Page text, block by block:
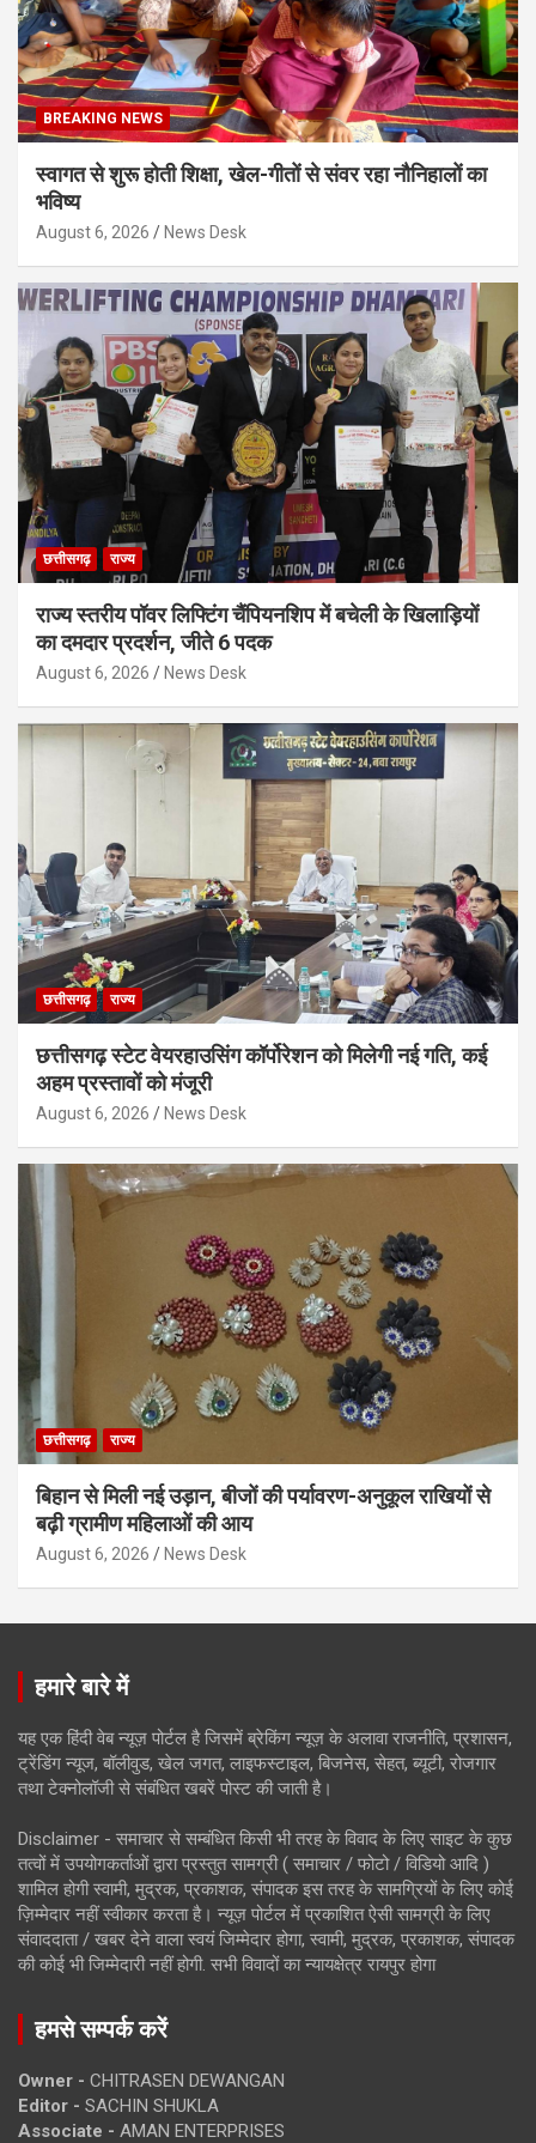
BREAKING NEWS
स्वागत से शुरू होती शिक्षा, खेल-गीतों से संवर रहा नौनिहालों का
भविष्य
August 6, 2026 News Desk
छत्तीसगढ़ राज्य
राज्य स्तरीय पॉवर लिफ्टिंग चैंपियनशिप में बचेली के खिलाड़ियों
का दमदार प्रदर्शन, जीते 6 पदक
August 6, 2026 News Desk
छत्तीसगढ़ राज्य
छत्तीसगढ़ स्टेट वेयरहाउसिंग कॉर्पोरेशन को मिलेगी नई गति, कई
अहम प्रस्तावों को मंजूरी
August 6, 2026 News Desk
छत्तीसगढ़ राज्य
बिहान से मिली नई उड़ान, बीजों की पर्यावरण-अनुकूल राखियों से
बढ़ी ग्रामीण महिलाओं की आय
August 6, 2026 News Desk
हमारे बारे में
यह एक हिंदी वेब न्यूज़ पोर्टल है जिसमें ब्रेकिंग न्यूज़ के अलावा राजनीति, प्रशासन,
ट्रेंडिंग न्यूज, बॉलीवुड, खेल जगत, लाइफस्टाइल, बिजनेस, सेहत, ब्यूटी, रोजगार
तथा टेक्नोलॉजी से संबंधित खबरें पोस्ट की जाती है।
Disclaimer - समाचार से सम्बंधित किसी भी तरह के विवाद के लिए साइट के कुछ
तत्वों में उपयोगकर्ताओं द्वारा प्रस्तुत सामग्री ( समाचार / फोटो / विडियो आदि )
शामिल होगी स्वामी, मुद्रक, प्रकाशक, संपादक इस तरह के सामग्रियों के लिए कोई
ज़िम्मेदार नहीं स्वीकार करता है। न्यूज़ पोर्टल में प्रकाशित ऐसी सामग्री के लिए
संवाददाता / खबर देने वाला स्वयं जिम्मेदार होगा, स्वामी, मुद्रक, प्रकाशक, संपादक
की कोई भी जिम्मेदारी नहीं होगी. सभी विवादों का न्यायक्षेत्र रायपुर होगा
हमसे सम्पर्क करें
Owner - CHITRASEN DEWANGAN
Editor - SACHIN SHUKLA
Associate - AMAN ENTERPRISES